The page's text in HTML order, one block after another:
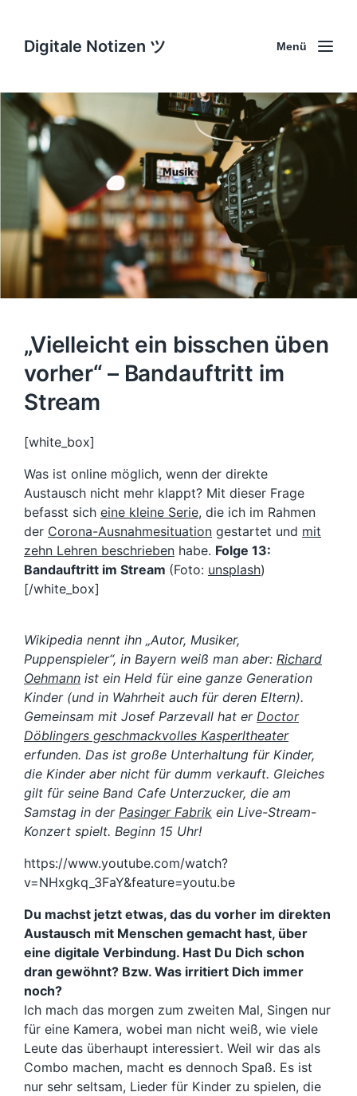
Digitale Notizen ツ Menü
„Vielleicht ein bisschen üben
vorher“ – Bandauftritt im
Stream
[white_box]
Was ist online möglich, wenn der direkte
Austausch nicht mehr klappt? Mit dieser Frage
befasst sich eine kleine Serie, die ich im Rahmen
der Corona-Ausnahmesituation gestartet und mit
zehn Lehren beschrieben habe. Folge 13:
Bandauftritt im Stream (Foto: unsplash)
[/white_box]
Wikipedia nennt ihn „Autor, Musiker,
Puppenspieler“, in Bayern weiß man aber: Richard
Oehmann ist ein Held für eine ganze Generation
Kinder (und in Wahrheit auch für deren Eltern).
Gemeinsam mit Josef Parzevall hat er Doctor
Döblingers geschmackvolles Kasperltheater
erfunden. Das ist große Unterhaltung für Kinder,
die Kinder aber nicht für dumm verkauft. Gleiches
gilt für seine Band Cafe Unterzucker, die am
Samstag in der Pasinger Fabrik ein Live-Stream-
Konzert spielt. Beginn 15 Uhr!
https://www.youtube.com/watch?
v=NHxgkq_3FaY&feature=youtu.be
Du machst jetzt etwas, das du vorher im direkten
Austausch mit Menschen gemacht hast, über
eine digitale Verbindung. Hast Du Dich schon
dran gewöhnt? Bzw. Was irritiert Dich immer
noch?
Ich mach das morgen zum zweiten Mal, Singen nur
für eine Kamera, wobei man nicht weiß, wie viele
Leute das überhaupt interessiert. Weil wir das als
Combo machen, macht es dennoch Spaß. Es ist
nur sehr seltsam, Lieder für Kinder zu spielen, die